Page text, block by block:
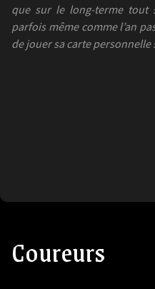
que sur le long-terme tout
parfois même comme l’an
de jouer sa carte
Coureurs